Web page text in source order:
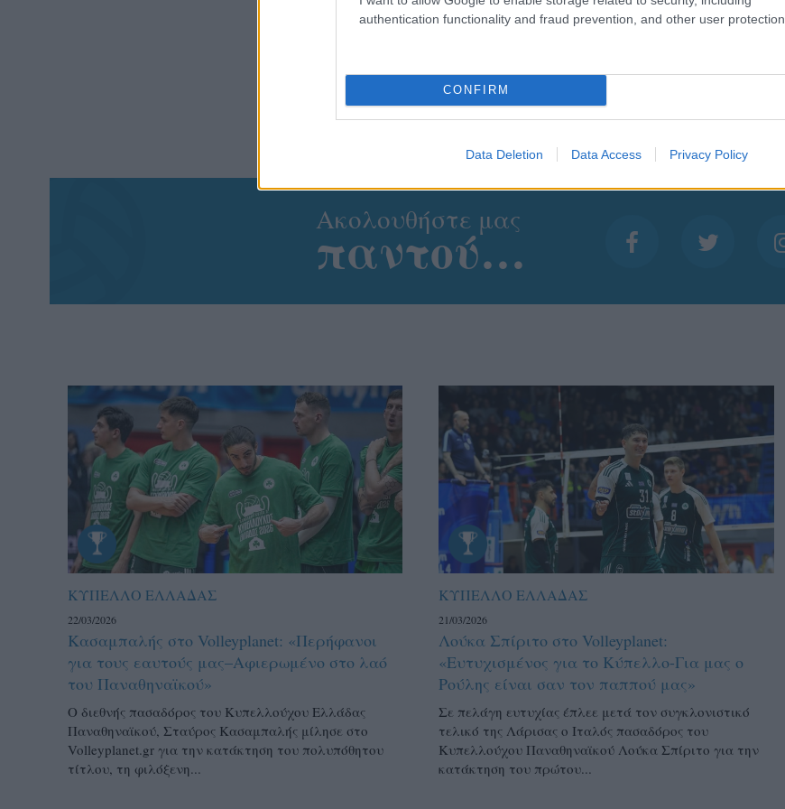
authentication functionality and fraud prevention, and other user protection.
CONFIRM
Data Deletion Data Access Privacy Policy
Aκολουθήστε μας
παντού…
ΚΥΠΕΛΛΟ ΕΛΛΑΔΑΣ
22/03/2026
Κασαμπαλής στο Volleyplanet: «Περήφανοι
για τους εαυτούς μας–Aφιερωμένο στο λαό
του Παναθηναϊκού»
Ο διεθνής πασαδόρος του Κυπελλούχου Ελλάδας
Παναθηναϊκού, Σταύρος Κασαμπαλής μίλησε στο
Volleyplanet.gr για την κατάκτηση του πολυπόθητου
τίτλου, τη φιλόξενη...
ΚΥΠΕΛΛΟ ΕΛΛΑΔΑΣ
21/03/2026
Λούκα Σπίριτο στο Volleyplanet:
«Ευτυχισμένος για το Κύπελλο-Για μας ο
Ρούλης είναι σαν τον παππού μας»
Σε πελάγη ευτυχίας έπλεε μετά τον συγκλονιστικό
τελικό της Λάρισας ο Ιταλός πασαδόρος του
Κυπελλούχου Παναθηναϊκού Λούκα Σπίριτο για την
κατάκτηση του πρώτου...